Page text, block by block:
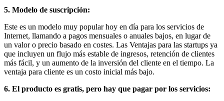
5. Modelo de suscripción:
Este es un modelo muy popular hoy en día para los servicios de
Internet, llamando a pagos mensuales o anuales bajos, en lugar de
un valor o precio basado en costes. Las Ventajas para las startups ya
que incluyen un flujo más estable de ingresos, retención de clientes
más fácil, y un aumento de la inversión del cliente en el tiempo. La
ventaja para cliente es un costo inicial más bajo.
6. El producto es gratis, pero hay que pagar por los servicios: